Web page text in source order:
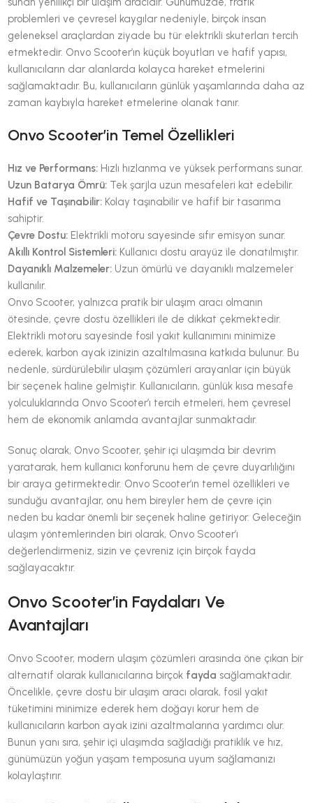
problemleri ve çevresel kaygılar nedeniyle, birçok insan
geleneksel araçlardan ziyade bu tür elektrikli skuterları tercih
etmektedir. Onvo Scooter’ın küçük boyutları ve hafif yapısı,
kullanıcıların dar alanlarda kolayca hareket etmelerini
sağlamaktadır. Bu, kullanıcıların günlük yaşamlarında daha az
zaman kaybıyla hareket etmelerine olanak tanır.
Onvo Scooter’in Temel Özellikleri
Hız ve Performans: Hızlı hızlanma ve yüksek performans sunar.
Uzun Batarya Ömrü: Tek şarjla uzun mesafeleri kat edebilir.
Hafif ve Taşınabilir: Kolay taşınabilir ve hafif bir tasarıma
sahiptir.
Çevre Dostu: Elektrikli motoru sayesinde sıfır emisyon sunar.
Akıllı Kontrol Sistemleri: Kullanıcı dostu arayüz ile donatılmıştır.
Dayanıklı Malzemeler: Uzun ömürlü ve dayanıklı malzemeler
kullanılır.
Onvo Scooter, yalnızca pratik bir ulaşım aracı olmanın
ötesinde, çevre dostu özellikleri ile de dikkat çekmektedir.
Elektrikli motoru sayesinde fosil yakıt kullanımını minimize
ederek, karbon ayak izinizin azaltılmasına katkıda bulunur. Bu
nedenle, sürdürülebilir ulaşım çözümleri arayanlar için büyük
bir seçenek haline gelmiştir. Kullanıcıların, günlük kısa mesafe
yolculuklarında Onvo Scooter’ı tercih etmeleri, hem çevresel
hem de ekonomik anlamda avantajlar sunmaktadır.
Sonuç olarak, Onvo Scooter, şehir içi ulaşımda bir devrim
yaratarak, hem kullanıcı konforunu hem de çevre duyarlılığını
bir araya getirmektedir. Onvo Scooter’ın temel özellikleri ve
sunduğu avantajlar, onu hem bireyler hem de çevre için
neden bu kadar önemli bir seçenek haline getiriyor. Geleceğin
ulaşım yöntemlerinden biri olarak, Onvo Scooter’ı
değerlendirmeniz, sizin ve çevreniz için birçok fayda
sağlayacaktır.
Onvo Scooter’in Faydaları Ve
Avantajları
Onvo Scooter, modern ulaşım çözümleri arasında öne çıkan bir
alternatif olarak kullanıcılarına birçok fayda sağlamaktadır.
Öncelikle, çevre dostu bir ulaşım aracı olarak, fosil yakıt
tüketimini minimize ederek hem doğayı korur hem de
kullanıcıların karbon ayak izini azaltmalarına yardımcı olur.
Bunun yanı sıra, şehir içi ulaşımda sağladığı pratiklik ve hız,
günümüzün yoğun yaşam temposuna uyum sağlamanızı
kolaylaştırır.